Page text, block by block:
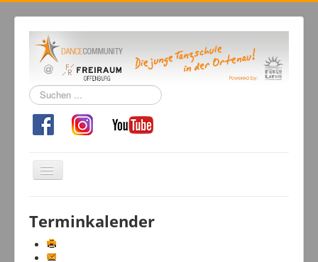
Suchen
...
Navigation
an/aus
Tanzschule
Kursangebot
Terminkalender